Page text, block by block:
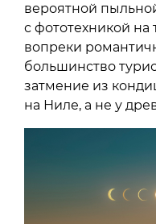
вероятной
с фототехникой
вопреки
большинство
затмение из
на Ниле, а не у